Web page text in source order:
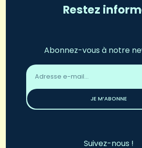
Restez
Abonnez-vous à notre
Adresse
email
JE M’ABONNE
Suivez-nous !